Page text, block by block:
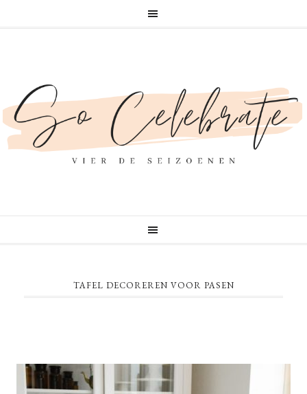
TAFEL DECOREREN VOOR PASEN